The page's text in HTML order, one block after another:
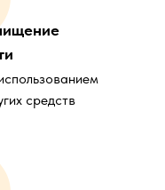
средств